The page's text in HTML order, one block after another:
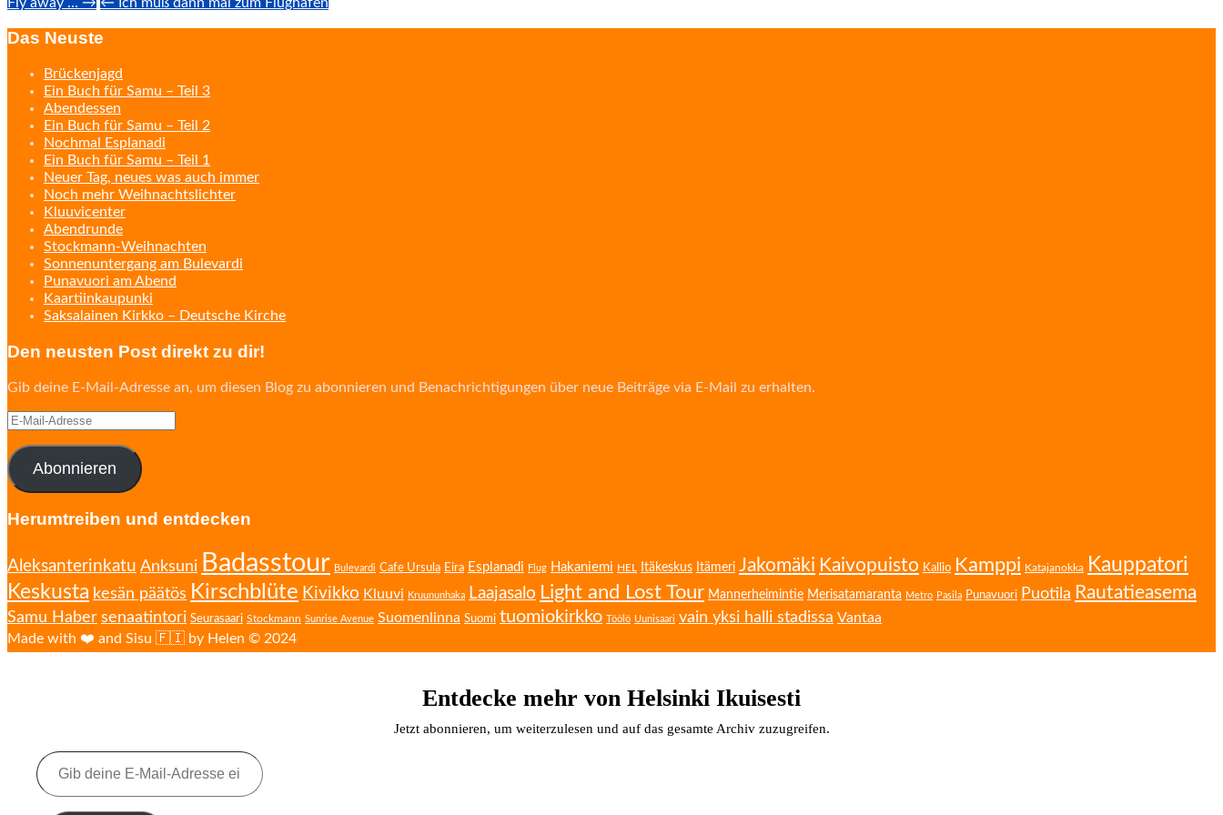
Post
navigation
Das Neuste
Brückenjagd
Ein Buch für Samu – Teil 3
Abendessen
Ein Buch für Samu – Teil 2
Nochmal Esplanadi
Ein Buch für Samu – Teil 1
Neuer Tag, neues was auch immer
Noch mehr Weihnachtslichter
Kluuvicenter
Abendrunde
Stockmann-Weihnachten
Sonnenuntergang am Bulevardi
Punavuori am Abend
Kaartiinkaupunki
Saksalainen Kirkko – Deutsche Kirche
Den neusten Post direkt zu dir!
Gib deine E-Mail-Adresse an, um diesen Blog zu abonnieren und Benachrichtigungen über neue Beiträge via E-Mail zu erhalten.
E-
Adresse
Abonnieren
Herumtreiben und entdecken
Aleksanterinkatu Anksuni Badasstour Bulevardi Cafe Ursula Eira Esplanadi Flug Hakaniemi HEL Itäkeskus Itämeri Jakomäki Kaivopuisto Kallio Kamppi Katajanokka
Kauppatori
Keskusta kesän päätös Kirschblüte Kivikko Kluuvi Kruununhaka Laajasalo Light and Lost Tour Mannerheimintie Merisatamaranta Metro Pasila Punavuori Puotila Rautatieasema
Samu Haber senaatintori Seurasaari Stockmann Sunrise Avenue Suomenlinna Suomi tuomiokirkko Töölö Uunisaari vain yksi halli stadissa Vantaa
Made with ❤️ and Sisu 🇫🇮 by Helen © 2024
Entdecke mehr von Helsinki Ikuisesti
Jetzt abonnieren, um weiterzulesen und auf das gesamte Archiv zuzugreifen.
Gib
deine
E-